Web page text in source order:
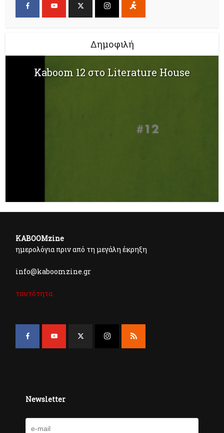
Δημοφιλή
Kaboom 12 στο Literature House
KABOOMzine
ημερολόγια πριν από τη μεγάλη έκρηξη
info@kaboomzine.gr
ταυτότητα
Newsletter